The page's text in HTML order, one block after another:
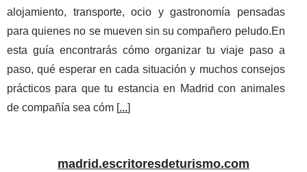
alojamiento, transporte, ocio y gastronomía pensadas
para quienes no se mueven sin su compañero peludo.En
esta guía encontrarás cómo organizar tu viaje paso a
paso, qué esperar en cada situación y muchos consejos
prácticos para que tu estancia en Madrid con animales
de compañía sea cóm [...]
madrid.escritoresdeturismo.com